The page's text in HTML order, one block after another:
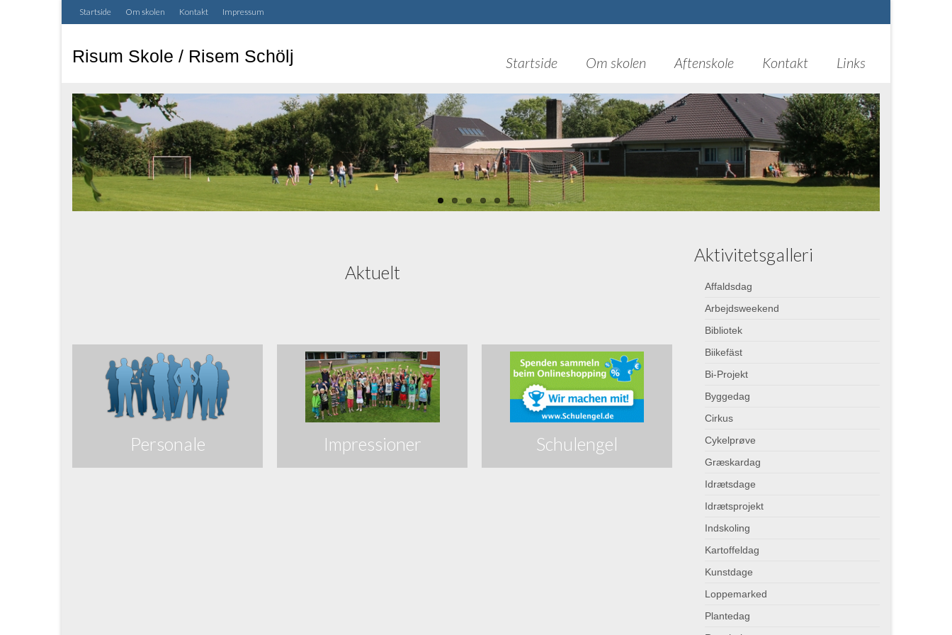
Startside Om skolen Kontakt Impressum
Risum Skole / Risem Schölj Startside Om skolen Aftenskole Kontakt Links
Aktuelt
Personale Impressioner Schulengel
Aktivitetsgalleri
Affaldsdag
Arbejdsweekend
Bibliotek
Biikefäst
Bi-Projekt
Byggedag
Cirkus
Cykelprøve
Græskardag
Idrætsdage
Idrætsprojekt
Indskoling
Kartoffeldag
Kunstdage
Loppemarked
Plantedag